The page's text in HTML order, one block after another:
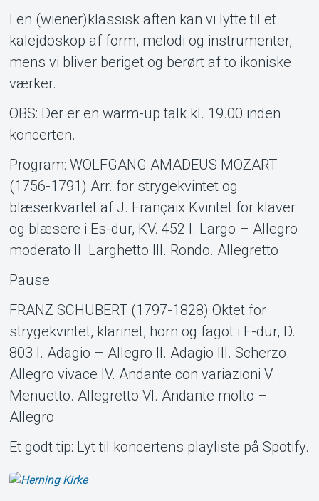
I en (wiener)klassisk aften kan vi lytte til et
kalejdoskop af form, melodi og instrumenter,
mens vi bliver beriget og berørt af to ikoniske
værker.
OBS: Der er en warm-up talk kl. 19.00 inden
koncerten.
Program: WOLFGANG AMADEUS MOZART
(1756-1791) Arr. for strygekvintet og
blæserkvartet af J. Françaix Kvintet for klaver
og blæsere i Es-dur, KV. 452 I. Largo – Allegro
moderato II. Larghetto III. Rondo. Allegretto
Pause
FRANZ SCHUBERT (1797-1828) Oktet for
strygekvintet, klarinet, horn og fagot i F-dur, D.
803 I. Adagio – Allegro II. Adagio III. Scherzo.
Allegro vivace IV. Andante con variazioni V.
Menuetto. Allegretto VI. Andante molto –
Allegro
Et godt tip: Lyt til koncertens playliste på Spotify.